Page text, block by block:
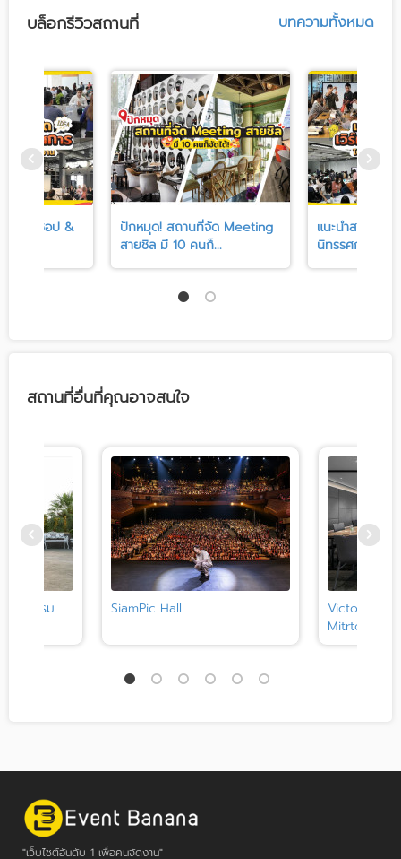
บล็อกรีวิวสถานที่ บทความทั้งหมด
เวิร์คช็อป &
ปักหมุด! สถานที่จัด Meeting
สายชิล มี 10 คนก็...
แนะนำสถานที่จั
นิทรรศการ โดน
สถานที่อื่นที่คุณอาจสนใจ
นพระบรม SiamPic Hall
Victor Club
Mitrtown
"เว็บไซต์อันดับ 1 เพื่อคนจัดงาน"